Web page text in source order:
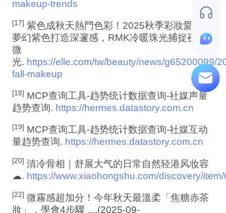
makeup-trends
[17] 紫色成秋天熱門色彩！2025秋季彩妝愛馬仕
夢幻紫色打造深邃感，RMK冷暖珠光捕捉夜色
微
光. https://elle.com/tw/beauty/news/g65200099/
fall-makeup
[18] MCP查询工具-趋势统计数据查询-社媒声量
趋势查询. https://hermes.datastory.com.cn
[19] MCP查询工具-趋势统计数据查询-社媒互动
量趋势查询. https://hermes.datastory.com.cn
[20] 清冷骨相｜舒展大气的日常自然轻港风妆容
☁. https://www.xiaohongshu.com/discovery/
[22] 微霧感超加分！今年秋天最溫柔「焦糖赤茶
妝」，學會4步驟 ....(2025-09-